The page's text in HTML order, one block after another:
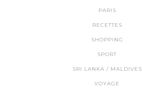
PARIS
RECETTES
SHOPPING
SPORT
SRI LANKA / MALDIVES
VOYAGE